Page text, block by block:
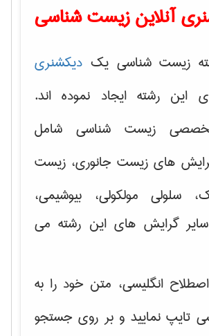
آنلاین زیست شناسی
زیست شناسی یک دیکشنری
این رشته ایجاد نموده اند.
زیست شناسی شامل
های زیست جانوری، زیست
سلولی مولکولی، بیوشیمی،
گرایش های این رشته می
انگلیسی، متن خود را به
تایپ نمایید و بر روی جستجو